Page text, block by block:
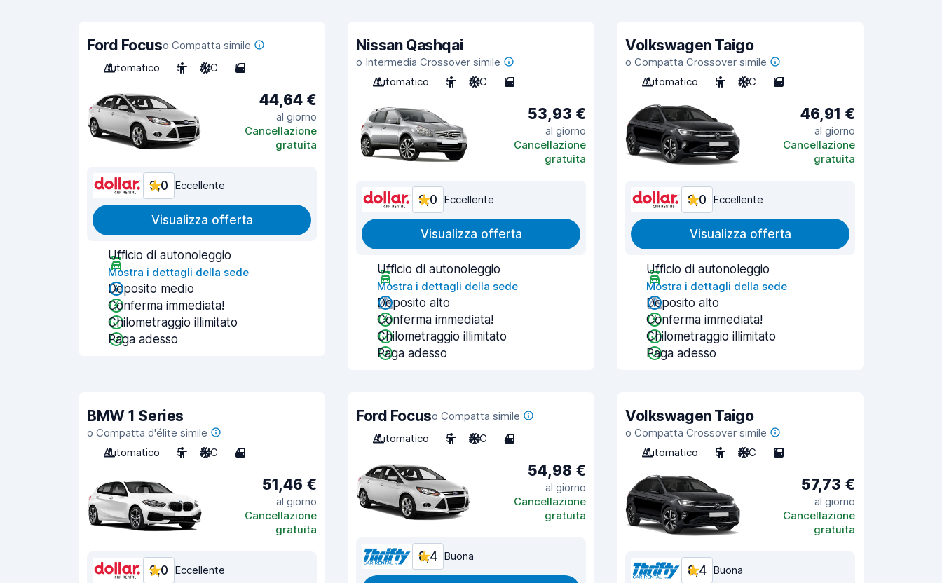
Ford Focuso Compatta simile
Automatico
5 A/C 5
44,64 €
al giorno
Cancellazione
gratuita
9,0 Eccellente
Visualizza offerta
Ufficio di autonoleggio
Mostra i dettagli della sede
Deposito medio
Conferma immediata!
Chilometraggio illimitato
Paga adesso
Nissan Qashqai
o Intermedia Crossover simile
Automatico
5 A/C 5
53,93 €
al giorno
Cancellazione
gratuita
9,0 Eccellente
Visualizza offerta
Ufficio di autonoleggio
Mostra i dettagli della sede
Deposito alto
Conferma immediata!
Chilometraggio illimitato
Paga adesso
Volkswagen Taigo
o Compatta Crossover simile
Automatico
5 A/C 5
46,91 €
al giorno
Cancellazione
gratuita
9,0 Eccellente
Visualizza offerta
Ufficio di autonoleggio
Mostra i dettagli della sede
Deposito alto
Conferma immediata!
Chilometraggio illimitato
Paga adesso
BMW 1 Series
o Compatta d'élite simile
Automatico
5 A/C 4
51,46 €
al giorno
Cancellazione
gratuita
9,0 Eccellente
Ford Focuso Compatta simile
Automatico
5 A/C 4
54,98 €
al giorno
Cancellazione
gratuita
8,4 Buona
Volkswagen Taigo
o Compatta Crossover simile
Automatico
5 A/C 5
57,73 €
al giorno
Cancellazione
gratuita
8,4 Buona